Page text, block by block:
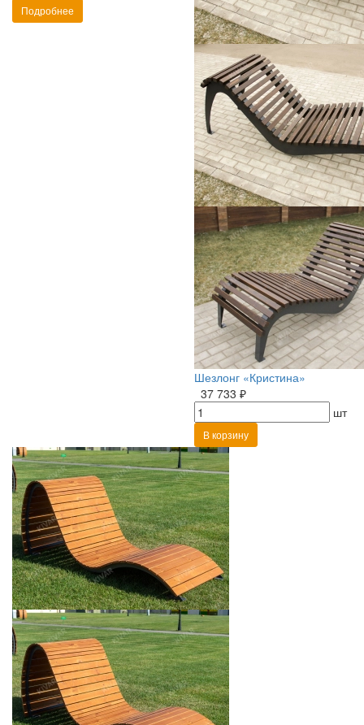
Подробнее
Шезлонг «Кристина»
37 733 ₽
шт
В корзину